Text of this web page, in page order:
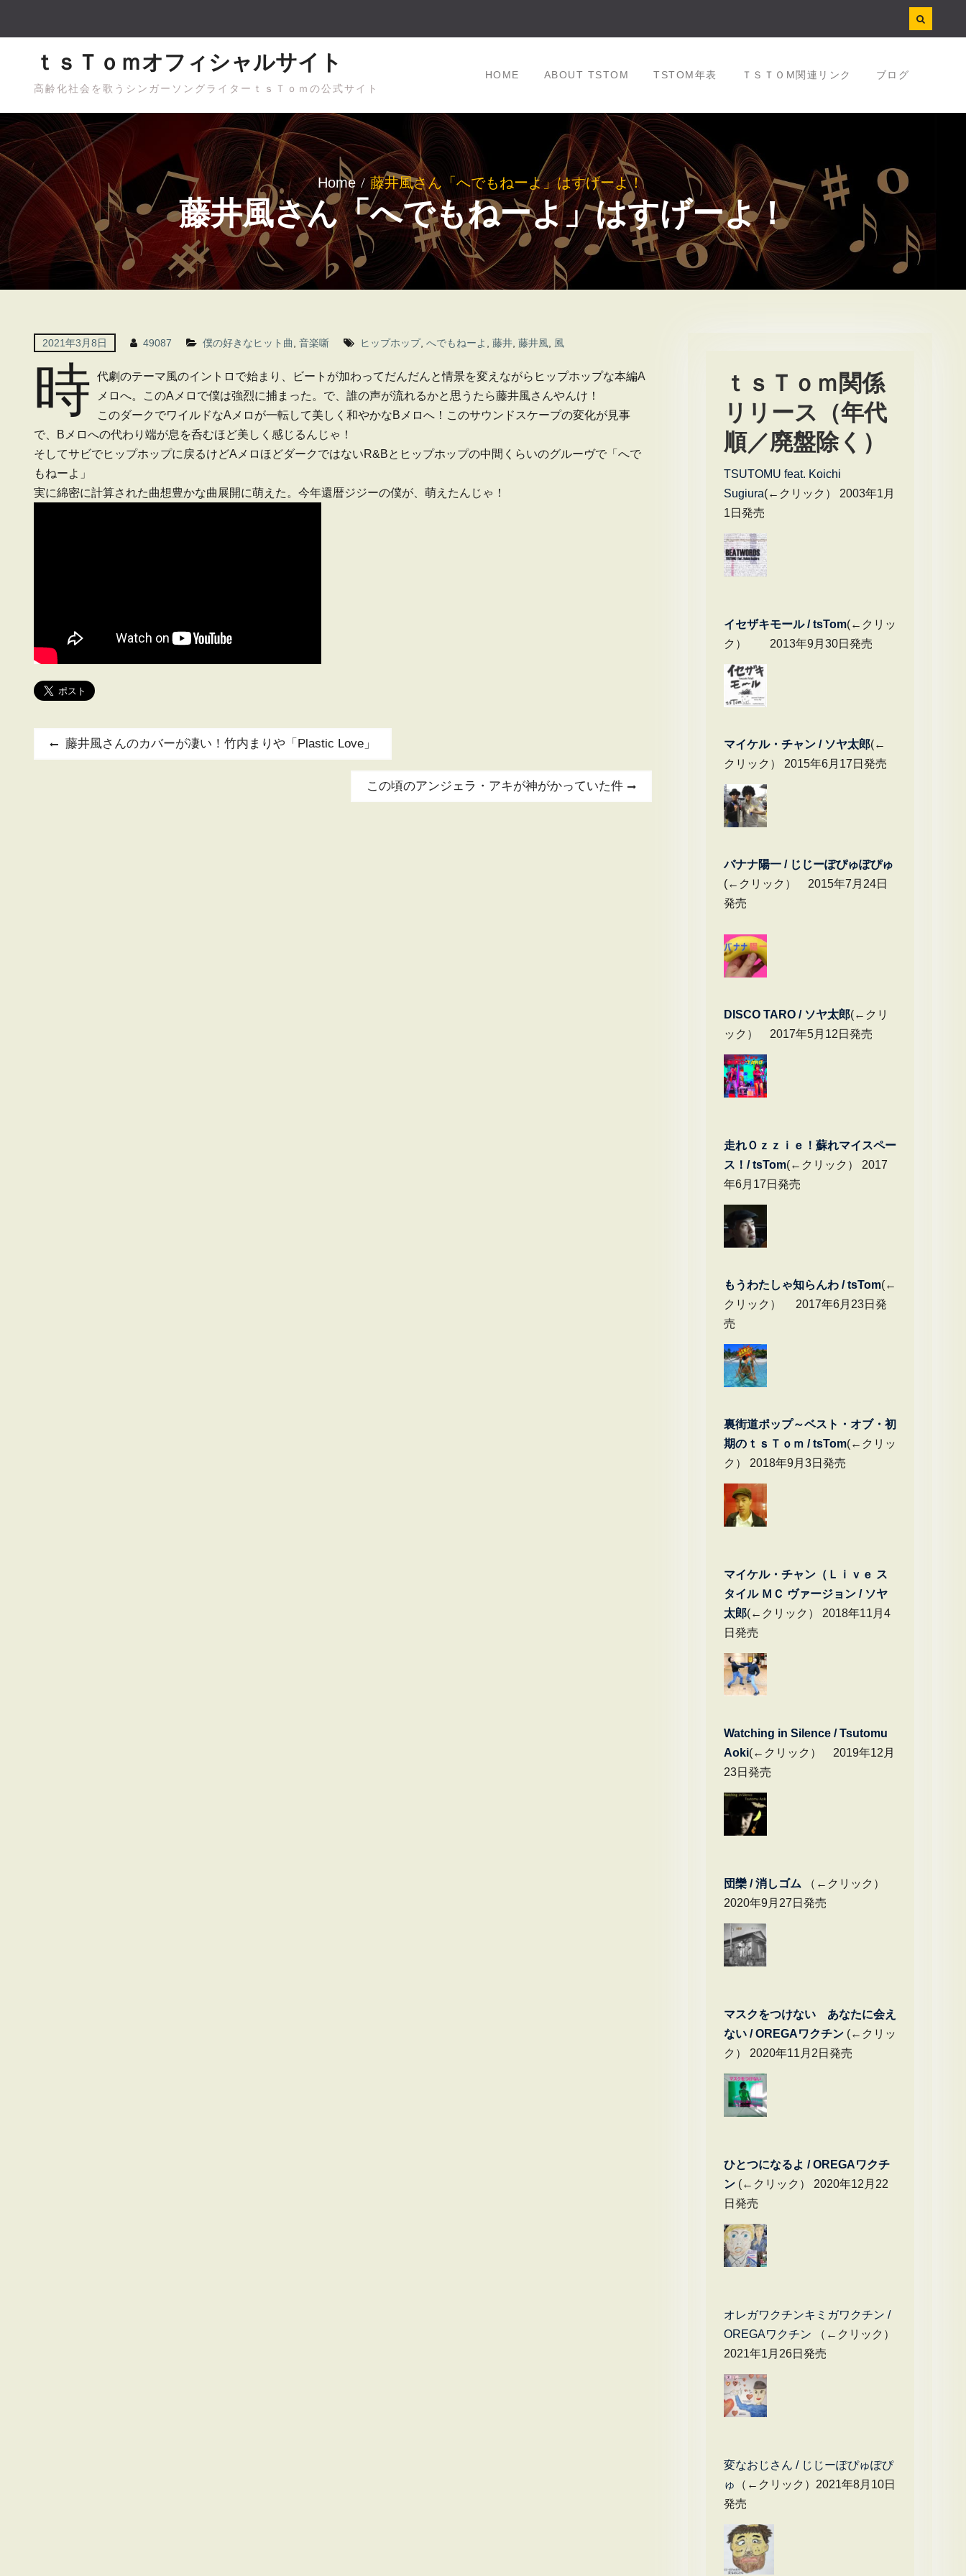
ｔｓＴｏｍオフィシャルサイト
高齢化社会を歌うシンガーソングライターｔｓＴｏｍの公式サイト
HOME ABOUT TSTOM TSTOM年表 ＴＳＴＯM関連リンク ブログ
Home 藤井風さん「へでもねーよ」はすげーよ！
藤井風さん「へでもねーよ」はすげーよ！
2021年3月8日 49087 僕の好きなヒット曲 音楽噺 ヒップホップ, へでもねーよ 藤井 藤井風 風
時 代劇のテーマ風のイントロで始まり、ビートが加わってだんだんと情景を変えながらヒップホップな本編A
メロへ。このAメロで僕は強烈に捕まった。で、誰の声が流れるかと思うたら藤井風さんやんけ！
このダークでワイルドなAメロが一転して美しく和やかなBメロへ！このサウンドスケープの変化が見事
で、Bメロへの代わり端が息を呑むほど美しく感じるんじゃ！
そしてサビでヒップホップに戻るけどAメロほどダークではないR&Bとヒップホップの中間くらいのグルーヴで「へで
もねーよ」
実に綿密に計算された曲想豊かな曲展開に萌えた。今年還暦ジジーの僕が、萌えたんじゃ！
投
Previous
post:
藤井風さんのカバーが凄い！竹内まりや「Plastic Love」
Next
post:
この頃のアンジェラ・アキが神がかっていた件
ｔｓＴｏｍ関係
リリース（年代
順／廃盤除く）
TSUTOMU feat. Koichi
Sugiura(←クリック） 2003年1月
1日発売
イセザキモール / tsTom(←クリッ
ク） 2013年9月30日発売
マイケル・チャ ン / ソヤ太郎(←
クリック） 2015年6月17日発売
バナナ陽一 / じじーぽぴゅぽぴゅ
(←クリック） 2015年7月24日
発売
DISCO TARO / ソヤ太郎(←クリ
ック） 2017年5月12日発売
走れＯｚｚｉｅ！蘇れマイスペー
ス！/ tsTom(←クリック） 2017
年6月17日発売
もうわたしゃ知らんわ / tsTom(←
クリック） 2017年6月23日発
売
裏街道ポップ～ベスト・オブ・初
期のｔｓＴｏｍ / tsTom(←クリッ
ク） 2018年9月3日発売
マイケル・チャン（Ｌｉｖｅ ス
タイル ＭＣ ヴァージョン / ソヤ
太郎(←クリック） 2018年11月4
日発売
Watching in Silence / Tsutomu
Aoki(←クリック） 2019年12月
23日発売
団欒 / 消しゴム （←クリック）
2020年9月27日発売
マスクをつけない あなたに会え
ない / OREGAワクチン (←クリッ
ク） 2020年11月2日発売
ひとつになるよ / OREGAワクチ
ン (←クリック） 2020年12月22
日発売
オレガワクチンキミガワクチン /
OREGAワクチン （←クリック）
2021年1月26日発売
変なおじさん / じじーぽぴゅぽぴ
ゅ
（←クリック）2021年8月10日
発売